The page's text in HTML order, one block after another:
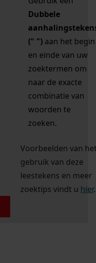
Dubbele
(" ") aan het begin
en einde van uw
zoektermen om
naar de exacte
combinatie van
woorden te
zoeken.
Voorbeelden van
gebruik van deze
leestekens en meer
zoektips vindt u hier.